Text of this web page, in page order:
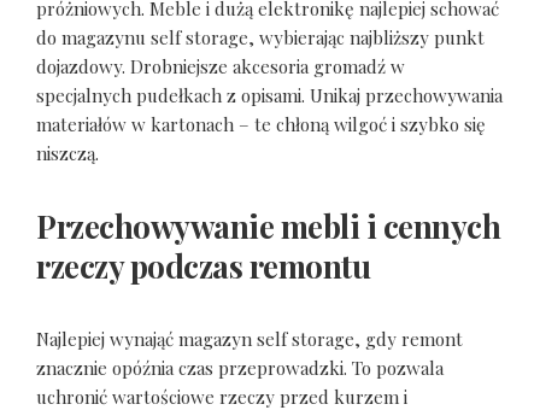
próżniowych. Meble i dużą elektronikę najlepiej schować
do magazynu self storage, wybierając najbliższy punkt
dojazdowy. Drobniejsze akcesoria gromadź w
specjalnych pudełkach z opisami. Unikaj przechowywania
materiałów w kartonach – te chłoną wilgoć i szybko się
niszczą.
Przechowywanie mebli i cennych
rzeczy podczas remontu
Najlepiej wynająć magazyn self storage, gdy remont
znacznie opóźnia czas przeprowadzki. To pozwala
uchronić wartościowe rzeczy przed kurzem i